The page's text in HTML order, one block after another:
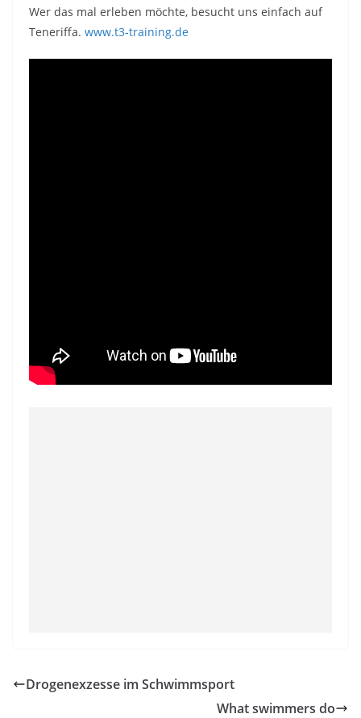
Wer das mal erleben möchte, besucht uns einfach auf
Teneriffa. www.t3-training.de
Drogenexzesse im Schwimmsport
What swimmers do